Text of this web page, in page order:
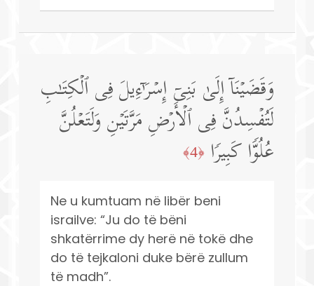
وَقَضَیۡنَاۤ إِلَىٰ بَنِیۤ إِسۡرَ ٰ⁠ۤءِیلَ فِی ٱلۡكِتَـٰبِ
لَتُفۡسِدُنَّ فِی ٱلۡأَرۡضِ مَرَّتَیۡنِ وَلَتَعۡلُنَّ
عُلُوࣰّا كَبِیرࣰا ﴿4﴾
Ne u kumtuam në libër beni
israilve: “Ju do të bëni
shkatërrime dy herë në tokë dhe
do të tejkaloni duke bërë zullum
të madh”.